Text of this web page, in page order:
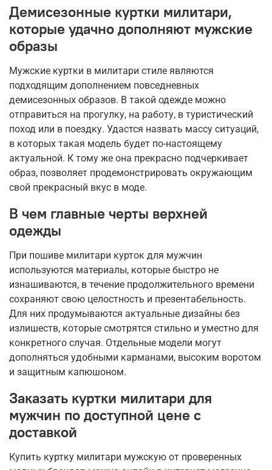
Демисезонные куртки милитари,
которые удачно дополняют мужские
образы
Мужские куртки в милитари стиле являются
подходящим дополнением повседневных
демисезонных образов. В такой одежде можно
отправиться на прогулку, на работу, в туристический
поход или в поездку. Удастся назвать массу ситуаций,
в которых такая модель будет по-настоящему
актуальной. К тому же она прекрасно подчеркивает
образ, позволяет продемонстрировать окружающим
свой прекрасный вкус в моде.
В чем главные черты верхней
одежды
При пошиве милитари курток для мужчин
используются материалы, которые быстро не
изнашиваются, в течение продолжительного времени
сохраняют свою целостность и презентабельность.
Для них продумываются актуальные дизайны без
излишеств, которые смотрятся стильно и уместно для
конкретного случая. Отдельные модели могут
дополняться удобными карманами, высоким воротом
и защитным капюшоном.
Заказать куртки милитари для
мужчин по доступной цене с
доставкой
Купить куртку милитари мужскую от проверенных